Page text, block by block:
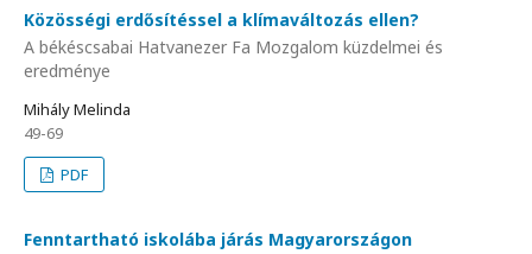
Közösségi erdősítéssel a klímaváltozás ellen?
A békéscsabai Hatvanezer Fa Mozgalom küzdelmei és
eredménye
Mihály Melinda
49-69
PDF
Fenntartható iskolába járás Magyarországon